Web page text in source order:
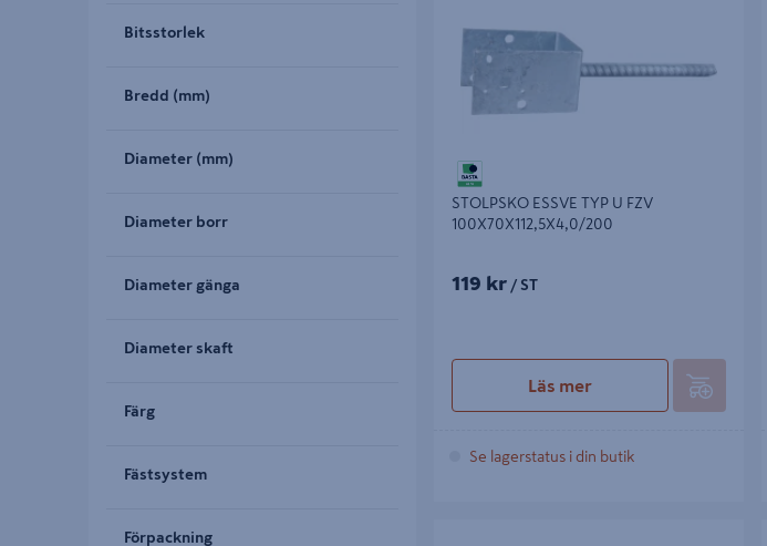
Bitsstorlek
Bredd (mm)
Diameter (mm)
Diameter borr
Diameter gänga
Diameter skaft
Färg
Fästsystem
Förpackning
STOLPSKO ESSVE TYP U FZV
100X70X112,5X4,0/200
119 kr / ST
Läs mer
Se lagerstatus i din butik